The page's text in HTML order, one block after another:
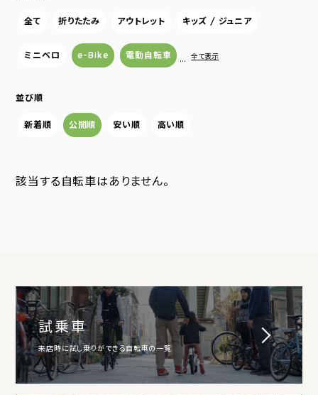
全て 折りたたみ アウトレット キッズ / ジュニア
ミニベロ e-Bike 電動自転車 … 全て表示
並び順
新着順 公開順 安い順 高い順
該当する自転車はありません。
試乗車
来店時に試し乗りができる自転車の一覧